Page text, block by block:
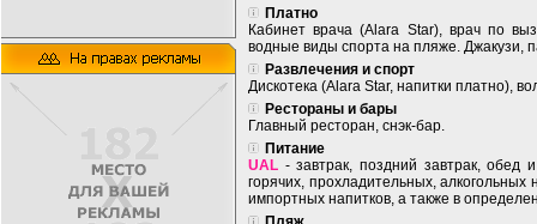
Платно
Кабинет врача (Alara Star), врач по
водные виды спорта на пляже. Джакузи,
Развлечения и спорт
Дискотека (Alara Star, напитки платно),
Рестораны и бары
Главный ресторан, снэк-бар.
Питание
UAL - завтрак, поздний завтрак,
горячих, прохладительных,
импортных напитков, а также в